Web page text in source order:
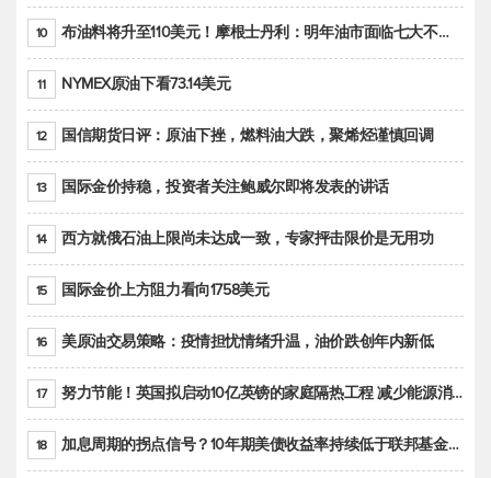
10 布油料将升至110美元！摩根士丹利：明年油市面临七大不确定性
11 NYMEX原油下看73.14美元
12 国信期货日评：原油下挫，燃料油大跌，聚烯烃谨慎回调
13 国际金价持稳，投资者关注鲍威尔即将发表的讲话
14 西方就俄石油上限尚未达成一致，专家抨击限价是无用功
15 国际金价上方阻力看向1758美元
16 美原油交易策略：疫情担忧情绪升温，油价跌创年内新低
17 努力节能！英国拟启动10亿英镑的家庭隔热工程 减少能源消耗
18 加息周期的拐点信号？10年期美债收益率持续低于联邦基金利率目标区间